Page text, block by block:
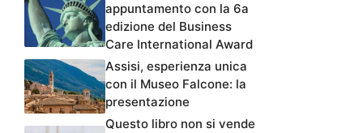
appuntamento con la 6a
edizione del Business
Care International Award
Assisi, esperienza unica
con il Museo Falcone: la
presentazione
Questo libro non si vende